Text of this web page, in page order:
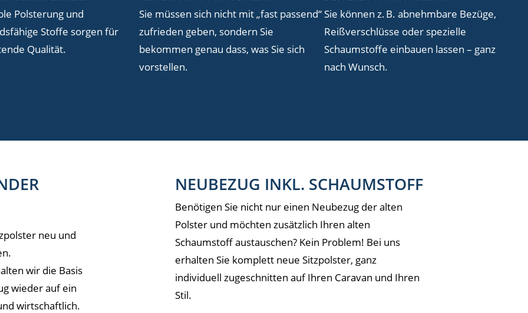
Polsterung und
Stoffe sorgen für
Qualität.
Sie müssen sich nicht mit „fast passend“
zufrieden geben, sondern Sie
bekommen genau dass, was Sie sich
vorstellen.
Sie können z. B. abnehmbare Bezüge,
Reißverschlüsse oder spezielle
Schaumstoffe einbauen lassen – ganz
nach Wunsch.
neu und
wir die Basis
wieder auf ein
wirtschaftlich.
NEUBEZUG INKL. SCHAUMSTOFF
Benötigen Sie nicht nur einen Neubezug der alten
Polster und möchten zusätzlich Ihren alten
Schaumstoff austauschen? Kein Problem! Bei uns
erhalten Sie komplett neue Sitzpolster, ganz
individuell zugeschnitten auf Ihren Caravan und Ihren
Stil.